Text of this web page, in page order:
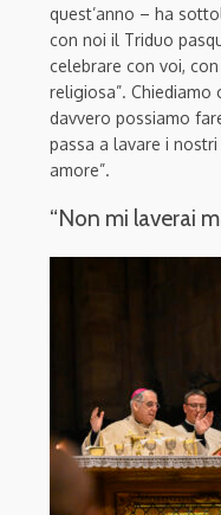
quest’anno – ha
con noi il Triduo
celebrare con voi,
religiosa”. Chiediamo
davvero possiamo
passa a lavare i
amore”.
“Non mi laverai